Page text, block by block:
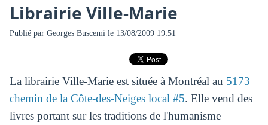
Librairie Ville-Marie
Publié par Georges Buscemile 13/08/2009 19:51
La librairie Ville-Marie est située à Montréal au 5173
chemin de la Côte-des-Neiges local #5. Elle vend des
livres portant sur les traditions de l'humanisme